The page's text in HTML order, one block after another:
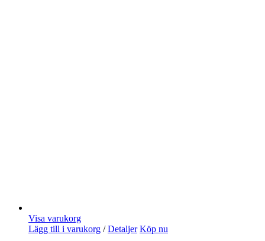
Visa varukorg
Lägg till i varukorg / Detaljer Köp nu